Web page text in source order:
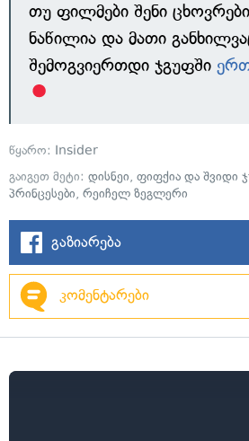
თუ ფილმები შენი
ნაწილია და მათი
შემოგვიერთდი ჯგუფში
წყარო: Insider
გაიგეთ მეტი: დისნეი, ფიფქია და შვიდი
პრინცესები, რეიჩელ ზეგლერი
გაზიარება
კომენტარები